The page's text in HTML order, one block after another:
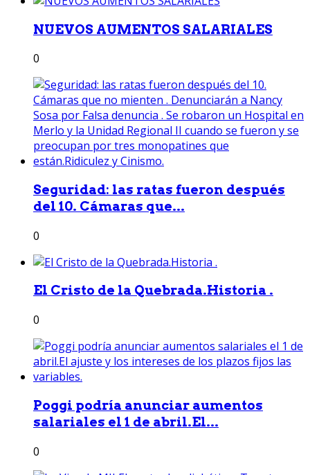
NUEVOS AUMENTOS SALARIALES
0
Seguridad: las ratas fueron después
del 10. Cámaras que...
0
El Cristo de la Quebrada.Historia .
0
Poggi podría anunciar aumentos
salariales el 1 de abril.El...
0